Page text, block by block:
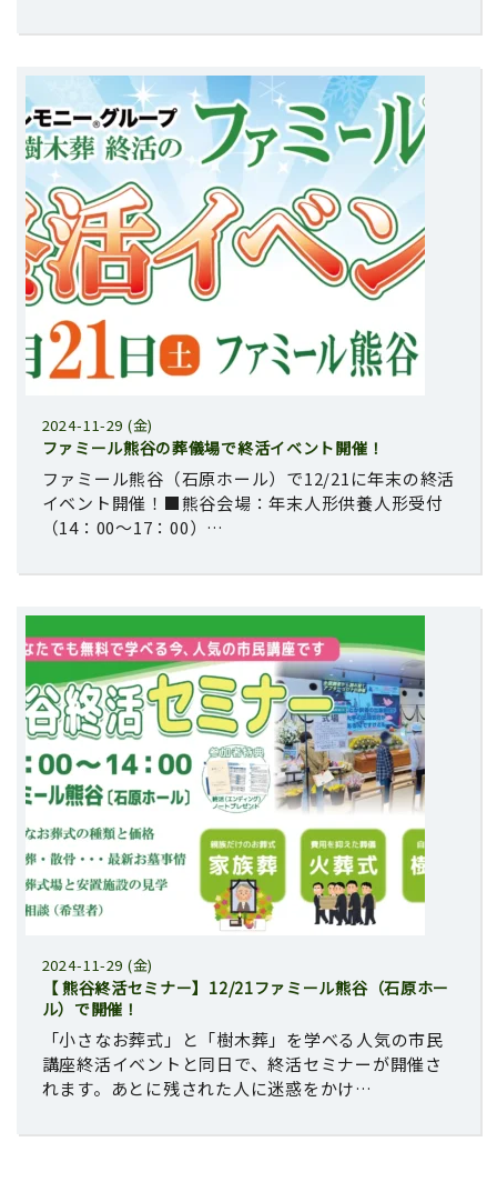
2024-11-29 (金)
ファミール熊谷の葬儀場で終活イベント開催！
ファミール熊谷（石原ホール）で12/21に年末の終活
イベント開催！■熊谷会場：年末人形供養人形受付
（14：00～17：00）…
2024-11-29 (金)
【 熊谷終活セミナー】12/21ファミール熊谷（石原ホー
ル）で開催！
「小さなお葬式」と「樹木葬」を学べる人気の市民
講座終活イベントと同日で、終活セミナーが開催さ
れます。あとに残された人に迷惑をかけ…